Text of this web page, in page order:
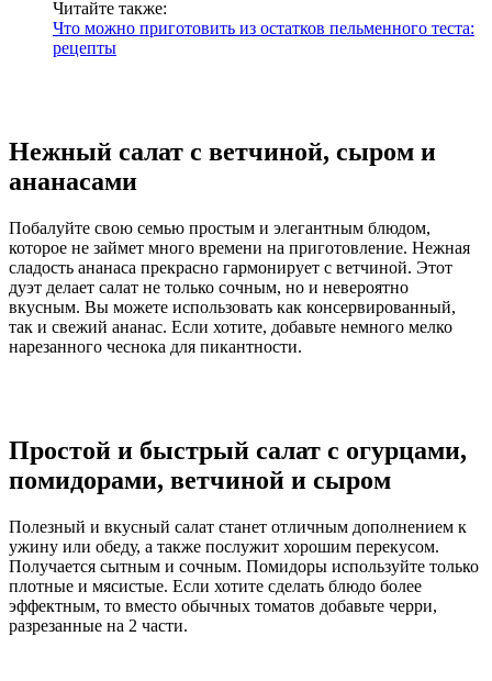
Читайте также:
Что можно приготовить из остатков пельменного теста:
рецепты
Нежный салат с ветчиной, сыром и
ананасами
Побалуйте свою семью простым и элегантным блюдом,
которое не займет много времени на приготовление. Нежная
сладость ананаса прекрасно гармонирует с ветчиной. Этот
дуэт делает салат не только сочным, но и невероятно
вкусным. Вы можете использовать как консервированный,
так и свежий ананас. Если хотите, добавьте немного мелко
нарезанного чеснока для пикантности.
Простой и быстрый салат с огурцами,
помидорами, ветчиной и сыром
Полезный и вкусный салат станет отличным дополнением к
ужину или обеду, а также послужит хорошим перекусом.
Получается сытным и сочным. Помидоры используйте только
плотные и мясистые. Если хотите сделать блюдо более
эффектным, то вместо обычных томатов добавьте черри,
разрезанные на 2 части.